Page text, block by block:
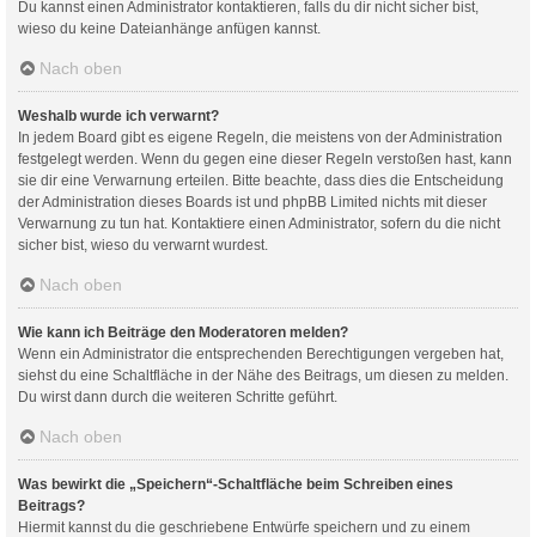
Du kannst einen Administrator kontaktieren, falls du dir nicht sicher bist,
wieso du keine Dateianhänge anfügen kannst.
Nach oben
Weshalb wurde ich verwarnt?
In jedem Board gibt es eigene Regeln, die meistens von der Administration
festgelegt werden. Wenn du gegen eine dieser Regeln verstoßen hast, kann
sie dir eine Verwarnung erteilen. Bitte beachte, dass dies die Entscheidung
der Administration dieses Boards ist und phpBB Limited nichts mit dieser
Verwarnung zu tun hat. Kontaktiere einen Administrator, sofern du die nicht
sicher bist, wieso du verwarnt wurdest.
Nach oben
Wie kann ich Beiträge den Moderatoren melden?
Wenn ein Administrator die entsprechenden Berechtigungen vergeben hat,
siehst du eine Schaltfläche in der Nähe des Beitrags, um diesen zu melden.
Du wirst dann durch die weiteren Schritte geführt.
Nach oben
Was bewirkt die „Speichern“-Schaltfläche beim Schreiben eines
Beitrags?
Hiermit kannst du die geschriebene Entwürfe speichern und zu einem